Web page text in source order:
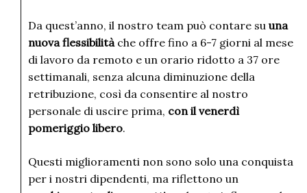
Da quest’anno, il nostro team può contare su una
nuova flessibilitàche offre fino a 6-7 giorni al mese
di lavoro da remoto e un orario ridotto a 37 ore
settimanali, senza alcuna diminuzione della
retribuzione, così da consentire al nostro
personale di uscire prima, con il venerdì
pomeriggio libero.
Questi miglioramenti non sono solo una conquista
per i nostri dipendenti, ma riflettono un